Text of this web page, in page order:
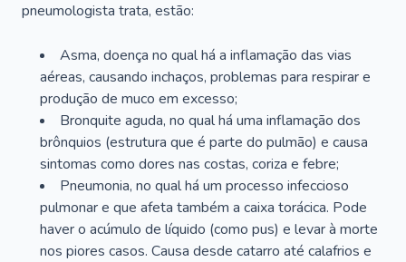
pneumologista trata, estão:
Asma, doença no qual há a inflamação das vias
aéreas, causando inchaços, problemas para respirar e
produção de muco em excesso;
Bronquite aguda, no qual há uma inflamação dos
brônquios (estrutura que é parte do pulmão) e causa
sintomas como dores nas costas, coriza e febre;
Pneumonia, no qual há um processo infeccioso
pulmonar e que afeta também a caixa torácica. Pode
haver o acúmulo de líquido (como pus) e levar à morte
nos piores casos. Causa desde catarro até calafrios e